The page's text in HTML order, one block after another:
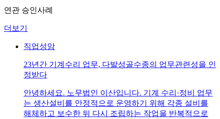
연관 승인사례
더보기
직업성암
23년간 기계수리 업무, 다발성골수종의 업무관련성을 인
정받다
안녕하세요. 노무법인 이산입니다. 기계 수리·정비 업무
는 생산설비를 안정적으로 운영하기 위해 각종 설비를
해체하고 보수한 뒤 다시 조립하는 작업을 반복적으로